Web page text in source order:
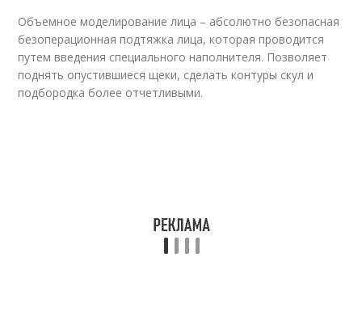
Объемное моделирование лица – абсолютно безопасная
безоперационная подтяжка лица, которая проводится
путем введения специального наполнителя. Позволяет
поднять опустившиеся щеки, сделать контуры скул и
подбородка более отчетливыми.